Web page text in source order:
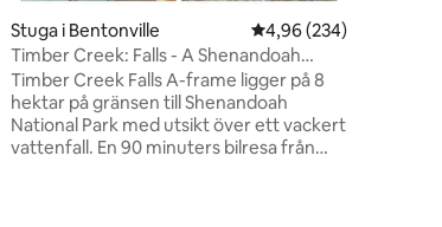
betyg, 12 omdömen
Stuga i Bentonville 4,96 av 5 i
4,96 (234)
Timber Creek: Falls - A Shenandoah
Cabin
Timber Creek Falls A-frame ligger på 8
hektar på gränsen till Shenandoah
National Park med utsikt över ett vackert
vattenfall. En 90 minuters bilresa från